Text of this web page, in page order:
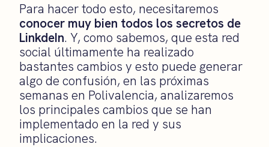
Para hacer todo esto, necesitaremos
conocer muy bien todos los secretos de
LinkdeIn. Y, como sabemos, que esta red
social últimamente ha realizado
bastantes cambios y esto puede generar
algo de confusión, en las próximas
semanas en Polivalencia, analizaremos
los principales cambios que se han
implementado en la red y sus
implicaciones.